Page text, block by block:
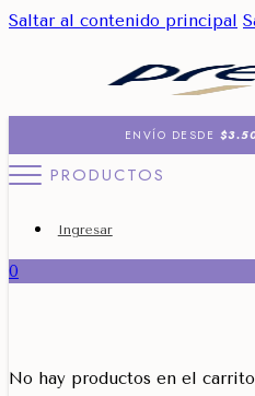
Saltar al contenido principal
ENVÍO DESDE
PRODUCTOS
Ingresar
0
No hay productos en el